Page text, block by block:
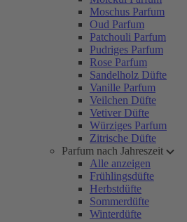
Moschus Parfum
Oud Parfum
Patchouli Parfum
Pudriges Parfum
Rose Parfum
Sandelholz Düfte
Vanille Parfum
Veilchen Düfte
Vetiver Düfte
Würziges Parfum
Zitrische Düfte
Parfum nach Jahreszeit
Alle anzeigen
Frühlingsdüfte
Herbstdüfte
Sommerdüfte
Winterdüfte